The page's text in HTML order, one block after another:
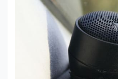
нерівномірний розподіл
щелепу. Наслідки
лише естетичним
жувальних поверхонь